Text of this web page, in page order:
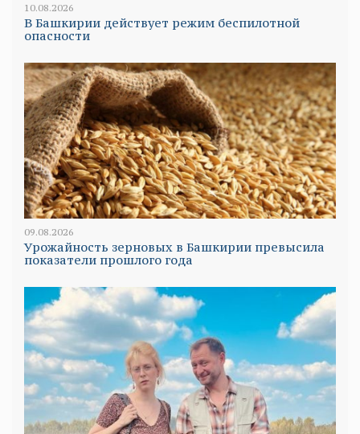
10.08.2026
В Башкирии действует режим беспилотной
опасности
09.08.2026
Урожайность зерновых в Башкирии превысила
показатели прошлого года